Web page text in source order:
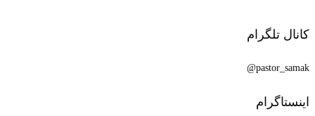
کانال تلگرام
pastor_samak@
اینستاگرام